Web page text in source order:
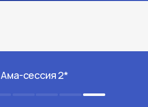
Ама-сессия 2*